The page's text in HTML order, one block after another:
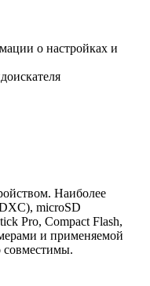
о настройках и
Наиболее
microSD
Pro, Compact Flash,
и применяемой
совместимы.